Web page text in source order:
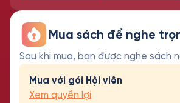
Mua sách để nghe
Sau khi mua, bạn được nghe sách
Mua với gói Hội viên
Xem quyền lợi